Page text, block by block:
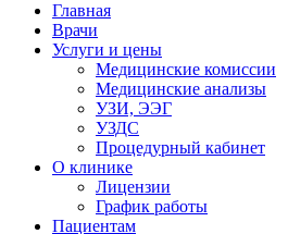
Главная
Врачи
Услуги и цены
Медицинские комиссии
Медицинские анализы
УЗИ, ЭЭГ
УЗДС
Процедурный кабинет
О клинике
Лицензии
График работы
Пациентам